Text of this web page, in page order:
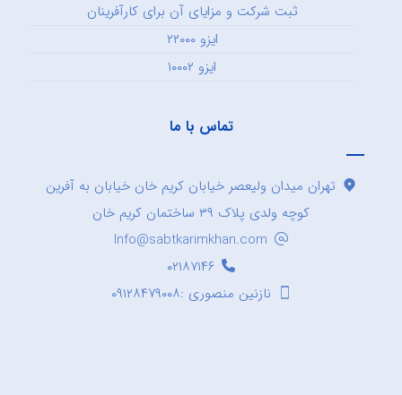
ثبت شرکت و مزایای آن برای کارآفرینان
ایزو ۲۲۰۰۰
ایزو ۱۰۰۰۲
تماس با ما
تهران میدان ولیعصر خیابان کریم خان خیابان به آفرین
کوچه ولدی پلاک ۳۹ ساختمان کریم خان
Info@sabtkarimkhan.com
۰۲۱۸۷۱۴۶
نازنین منصوری :۰۹۱۲۸۴۷۹۰۰۸